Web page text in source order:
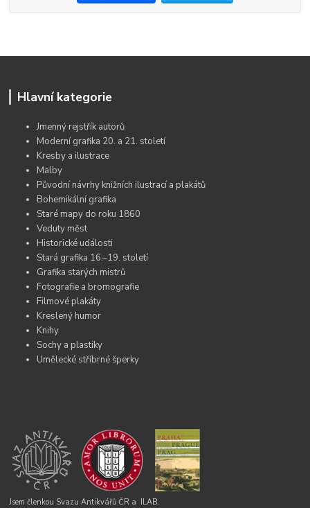
Hlavní kategorie
Jmenný rejstřík autorů
Moderní grafika 20. a 21. století
Kresby a ilustrace
Malby
Původní návrhy knižních ilustrací a plakátů
Bohemikální grafika
Staré mapy do roku 1860
Veduty měst
Historické události
Stará grafika 16.–19. století
Grafika starých mistrů
Fotografie a bromografie
Filmové plakáty
Kreslený humor
Knihy
Sochy a plastiky
Umělecké stříbrné šperky
Jsem členkou Svazu Antikvářů ČR a ILAB.